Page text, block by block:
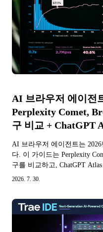
AI 브라우저 에이전
Perplexity Comet,
구 비교 + ChatGPT
AI 브라우저 에이전트는
다. 이 가이드는 Perplexity
구를 비교하고, ChatGPT
습 튜토리얼을 포함합니다.
2026. 7. 30.